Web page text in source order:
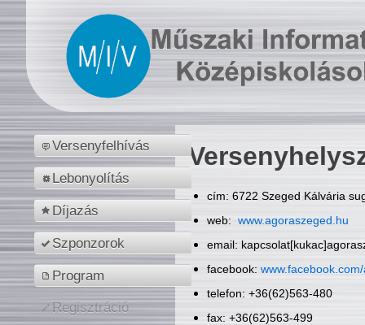
Versenyfelhívás
Lebonyolítás
Díjazás
Szponzorok
Program
Regisztráció
cím: 6722 Szeged Kálvária
web: www.agoraszeged.hu
email:
facebook:
telefon: +36(62)563-480
fax: +36(62)563-499